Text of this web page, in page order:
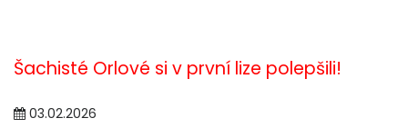
Šachisté Orlové si v první lize polepšili!
03.02.2026